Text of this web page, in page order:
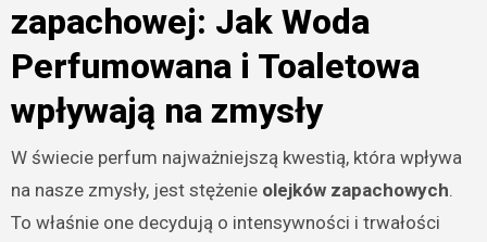
zapachowej: Jak Woda
Perfumowana i Toaletowa
wpływają na zmysły
W świecie perfum najważniejszą kwestią, która wpływa
na nasze zmysły, jest stężenie olejków zapachowych.
To właśnie one decydują o intensywności i trwałości